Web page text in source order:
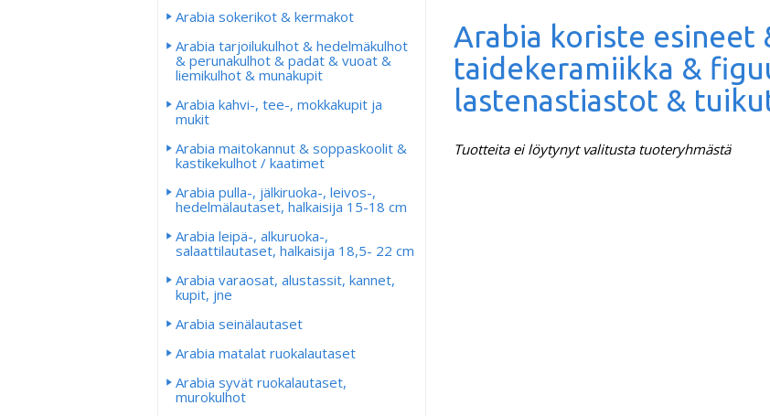
Arabia koriste esineet
taidekeramiikka &
lastenastiastot &
Tuotteita ei löytynyt valitusta tuoteryhmästä
Arabia sokerikot & kermakot
Arabia tarjoilukulhot & hedelmäkulhot
& perunakulhot & padat & vuoat &
liemikulhot & munakupit
Arabia kahvi-, tee-, mokkakupit ja
mukit
Arabia maitokannut & soppaskoolit &
kastikekulhot / kaatimet
Arabia pulla-, jälkiruoka-, leivos-,
hedelmälautaset, halkaisija 15-18 cm
Arabia leipä-, alkuruoka-,
salaattilautaset, halkaisija 18,5- 22 cm
Arabia varaosat, alustassit, kannet,
kupit, jne
Arabia seinälautaset
Arabia matalat ruokalautaset
Arabia syvät ruokalautaset,
murokulhot